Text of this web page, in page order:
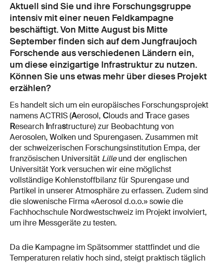
Aktuell sind Sie und ihre Forschungsgruppe
intensiv mit einer neuen Feldkampagne
beschäftigt. Von Mitte August bis Mitte
September finden sich auf dem Jungfraujoch
Forschende aus verschiedenen Ländern ein,
um diese einzigartige Infrastruktur zu nutzen.
Können Sie uns etwas mehr über dieses Projekt
erzählen?
Es handelt sich um ein europäisches Forschungsprojekt
namens ACTRIS (Aerosol, Clouds and Trace gases
Research Infrastructure) zur Beobachtung von
Aerosolen, Wolken und Spurengasen. Zusammen mit
der schweizerischen Forschungsinstitution Empa, der
französischen Universität Lilleund der englischen
Universität York versuchen wir eine möglichst
vollständige Kohlenstoffbilanz für Spurengase und
Partikel in unserer Atmosphäre zu erfassen. Zudem sind
die slowenische Firma «Aerosol d.o.o.» sowie die
Fachhochschule Nordwestschweiz im Projekt involviert,
um ihre Messgeräte zu testen.
Da die Kampagne im Spätsommer stattfindet und die
Temperaturen relativ hoch sind, steigt praktisch täglich